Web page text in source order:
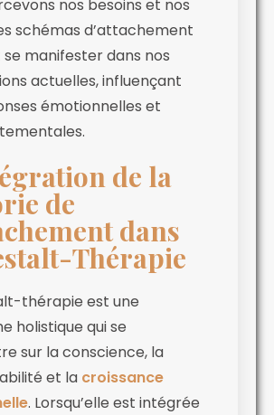
nos besoins et nos
schémas d’attachement
manifester dans nos
actuelles, influençant
émotionnelles et
de la
de
dans
Thérapie
thérapie est une
holistique qui se
sur la conscience, la
et la croissance
. Lorsqu’elle est intégrée